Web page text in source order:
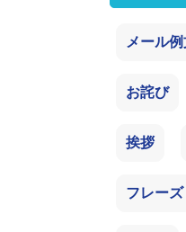
メール
お詫び
挨拶
フレーズ